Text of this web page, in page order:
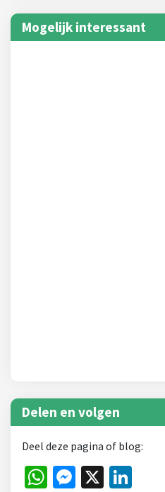
Mogelijk interessant
Delen en volgen
Deel deze pagina of blog:
WhatsApp
Messenger
X